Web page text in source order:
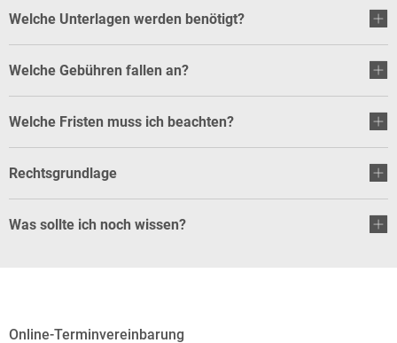
Welche Unterlagen werden benötigt?
Welche Gebühren fallen an?
Welche Fristen muss ich beachten?
Rechtsgrundlage
Was sollte ich noch wissen?
Online-Terminvereinbarung